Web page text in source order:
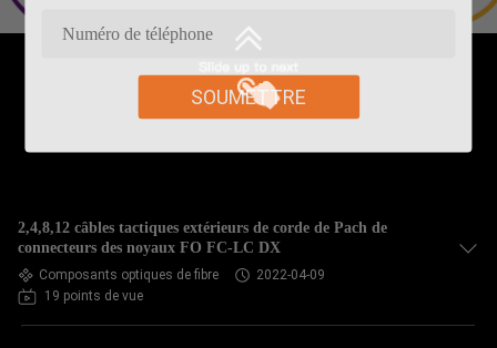
SOUMETTRE
2,4,8,12 câbles tactiques extérieurs de corde de Pach de
connecteurs des noyaux FO FC-LC DX
Composants optiques de fibre
2022-04-09
19 points de vue